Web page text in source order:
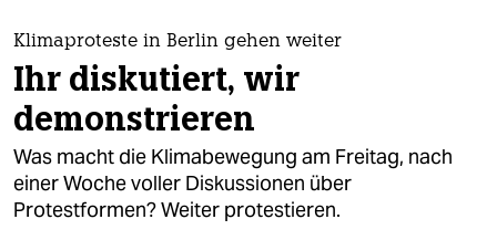
themen
politik
öko
gesellschaft
Klimaproteste in Berlin gehen weiter
Ihr diskutiert, wir
demonstrieren
Was macht die Klimabewegung am Freitag, nach
einer Woche voller Diskussionen über
Protestformen? Weiter protestieren.